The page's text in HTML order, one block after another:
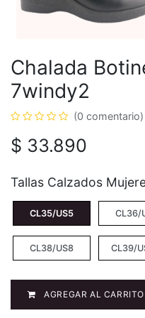
Chalada
7windy2
(0 comentario)
$ 33.890
Tallas Calzados
CL35/US5 CL36/
CL38/US8 CL39/
AGREGAR AL CARRITO